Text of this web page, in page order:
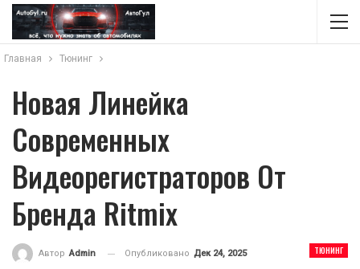
Главная Тюнинг
Новая Линейка
Современных
Видеорегистраторов От
Бренда Ritmix
ТЮНИНГ
Автор Admin Опубликовано Дек 24, 2025